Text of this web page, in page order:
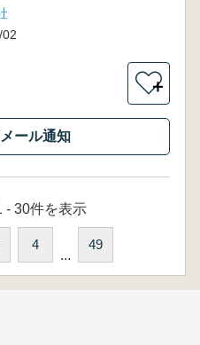
02
＋
ール通知
- 30件を表示
4
...
49